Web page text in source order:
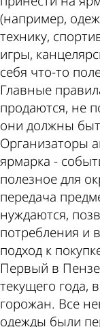
(например,
технику,
игры,
себя что-то
Главные
продаются, не
они должны
Организаторы
ярмарка -
полезное для
передача
нуждаются,
потребления и
подход к
Первый в
текущего года,
горожан. Все
одежды были